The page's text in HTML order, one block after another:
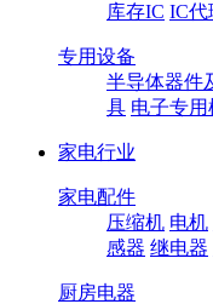
库存IC IC代
专用设备
半导体器件
具 电子专用
家电行业
家电配件
压缩机 电机
感器 继电器
厨房电器